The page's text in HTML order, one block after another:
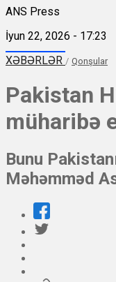
ANS Press
İyun 22, 2026 - 17:23
XƏBƏRLƏR / Qonşular
Pakistan
müharibə
Bunu
Məhəmməd